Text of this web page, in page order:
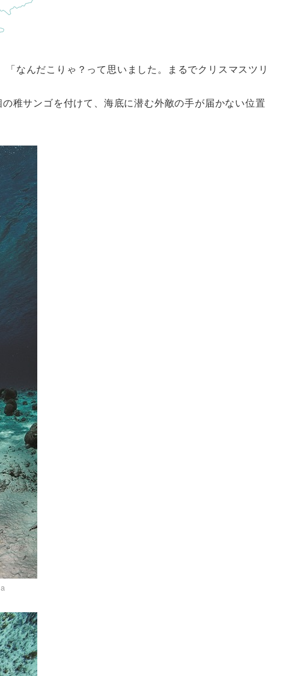
なんだこりゃ？って思いました。まるでクリスマスツリ
稚サンゴを付けて、海底に潜む外敵の手が届かない位置